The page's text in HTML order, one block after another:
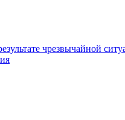
чрезвычайной